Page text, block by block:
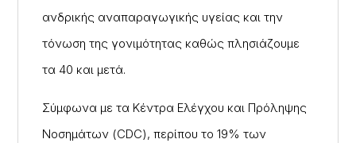
ανδρικής αναπαραγωγικής υγείας και την
τόνωση της γονιμότητας καθώς πλησιάζουμε
τα 40 και μετά.
Σύμφωνα με τα Κέντρα Ελέγχου και Πρόληψης
Νοσημάτων (CDC), περίπου το 19% των